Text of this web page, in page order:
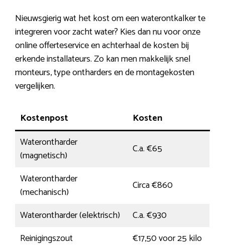
Nieuwsgierig wat het kost om een waterontkalker te
integreren voor zacht water? Kies dan nu voor onze
online offerteservice en achterhaal de kosten bij
erkende installateurs. Zo kan men makkelijk snel
monteurs, type ontharders en de montagekosten
vergelijken.
Kostenpost
Kosten
Waterontharder
(magnetisch)
C.a. €65
Waterontharder
(mechanisch)
Circa €860
Waterontharder (elektrisch)
C.a. €930
Reinigingszout
€17,50 voor 25 kilo